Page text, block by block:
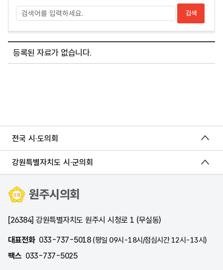
등록된 자료가 없습니다.
전국 시·도의회
강원특별자치도 시·군의회
원주시의회
[26384] 강원특별자치도 원주시 시청로 1 (무실동)
대표전화 033-737-5018 (평일 09시-18시/점심시간 12시-13시)
팩스 033-737-5025